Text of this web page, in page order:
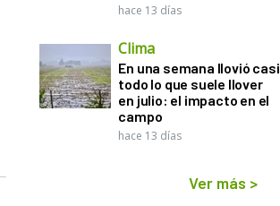
hace 13 días
Clima
En una semana llovió casi
todo lo que suele llover
en julio: el impacto en el
campo
hace 13 días
Ver más >